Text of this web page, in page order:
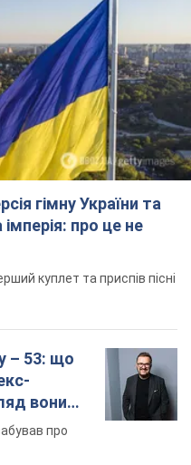
гімну України та
про це не
куплет та приспів пісні
– 53: що
вони
про